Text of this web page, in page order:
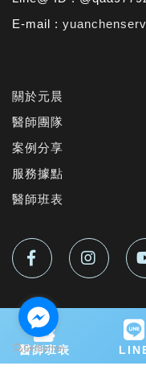
E-mail :
關於元晨
醫師團隊
案例分享
服務據點
醫師班表
© Created with by
醫師班表